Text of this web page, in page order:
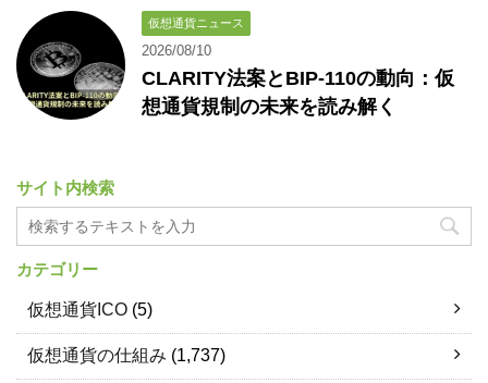
仮想通貨ニュース
2026/08/10
CLARITY法案とBIP-110の動向：仮
想通貨規制の未来を読み解く
サイト内検索
カテゴリー
仮想通貨ICO (5)
仮想通貨の仕組み (1,737)